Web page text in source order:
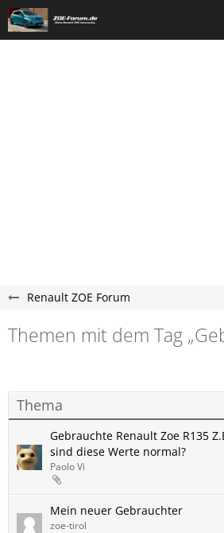
Renault ZOE Forum
Themen mit dem Tag
Thema
Gebrauchte Renault Zoe R135
sind diese Werte normal?
Paolo Vi
Mein neuer Gebrauchter
zoe-tirol